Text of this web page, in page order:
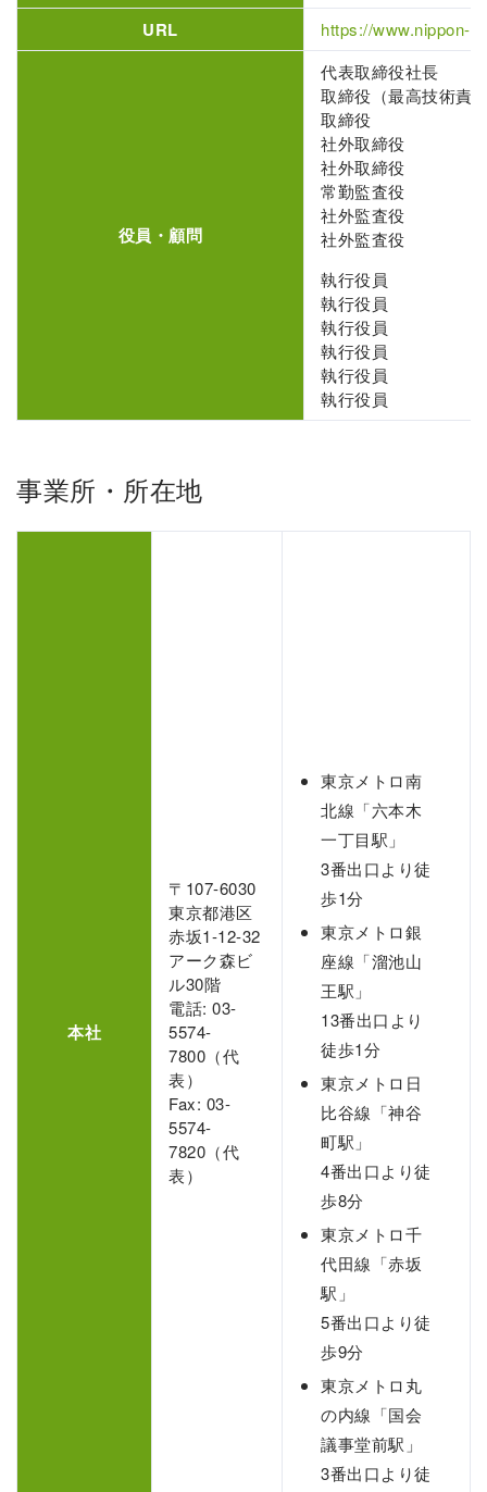
URL https://www.nippon-
役員・顧問
代表取締役社長
取締役（最高技術責
取締役
社外取締役
社外取締役
常勤監査役
社外監査役
社外監査役
執行役員
執行役員
執行役員
執行役員
執行役員
執行役員
事業所・所在地
本社
〒107-6030
東京都港区
赤坂1-12-32
アーク森ビ
ル30階
電話: 03-
5574-
7800（代
表）
Fax: 03-
5574-
7820（代
表）
東京メトロ南
北線「六本木
一丁目駅」
3番出口より徒
歩1分
東京メトロ銀
座線「溜池山
王駅」
13番出口より
徒歩1分
東京メトロ日
比谷線「神谷
町駅」
4番出口より徒
歩8分
東京メトロ千
代田線「赤坂
駅」
5番出口より徒
歩9分
東京メトロ丸
の内線「国会
議事堂前駅」
3番出口より徒